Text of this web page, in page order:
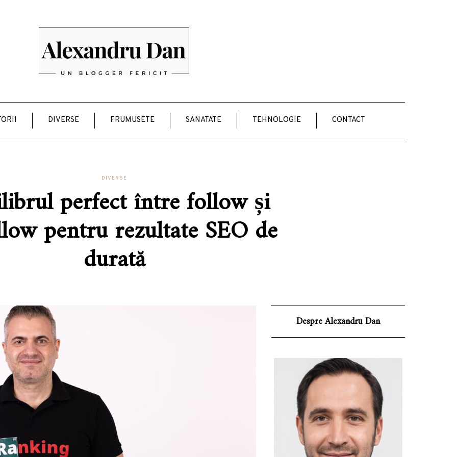
DIVERSE FRUMUSETE SANATATE TEHNOLOGIE CONTACT
DIVERSE
perfect între follow și
pentru rezultate SEO de
durată
Despre Alexandru Dan